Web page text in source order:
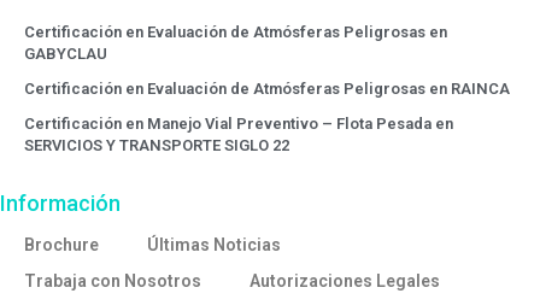
Certificación en Evaluación de Atmósferas Peligrosas en
GABYCLAU
Certificación en Evaluación de Atmósferas Peligrosas en RAINCA
Certificación en Manejo Vial Preventivo – Flota Pesada en
SERVICIOS Y TRANSPORTE SIGLO 22
Información
Brochure
Últimas Noticias
Trabaja con Nosotros
Autorizaciones Legales